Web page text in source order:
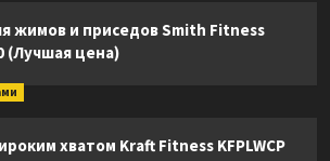
жимов и приседов Smith Fitness
(Лучшая цена)
хватом Kraft Fitness KFPLWCP